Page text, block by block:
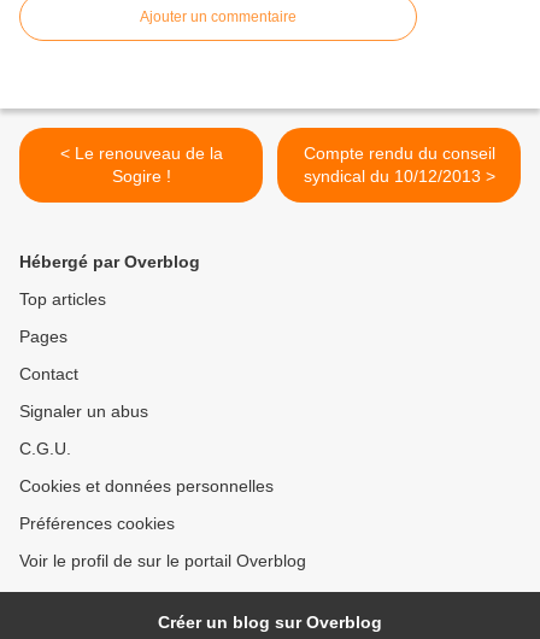
Ajouter un commentaire
< Le renouveau de la
Sogire !
Compte rendu du conseil
syndical du 10/12/2013 >
Hébergé par Overblog
Top articles
Pages
Contact
Signaler un abus
C.G.U.
Cookies et données personnelles
Préférences cookies
Voir le profil de sur le portail Overblog
Créer un blog sur Overblog